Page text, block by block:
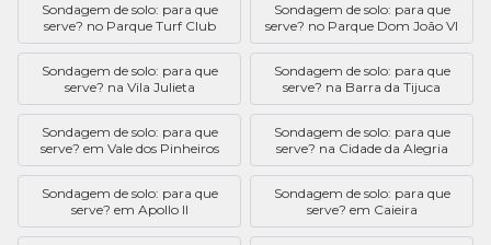
Sondagem de solo: para que
serve? no Parque Turf Club
Sondagem de solo: para que
serve? no Parque Dom João VI
Sondagem de solo: para que
serve? na Vila Julieta
Sondagem de solo: para que
serve? na Barra da Tijuca
Sondagem de solo: para que
serve? em Vale dos Pinheiros
Sondagem de solo: para que
serve? na Cidade da Alegria
Sondagem de solo: para que
serve? em Apollo II
Sondagem de solo: para que
serve? em Caieira